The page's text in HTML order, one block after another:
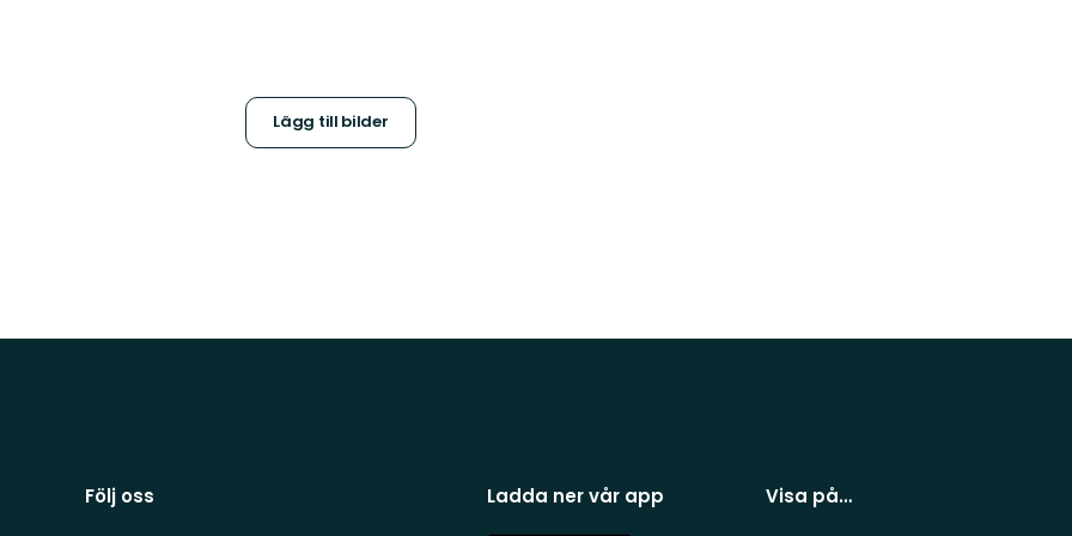
Lägg till bilder
Följ oss Ladda ner vår app Visa på…